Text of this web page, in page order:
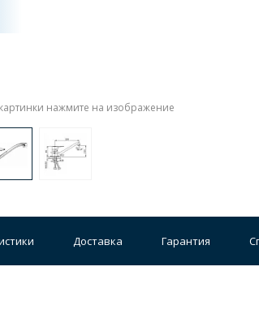
нажмите на изображение
Доставка Гарантия